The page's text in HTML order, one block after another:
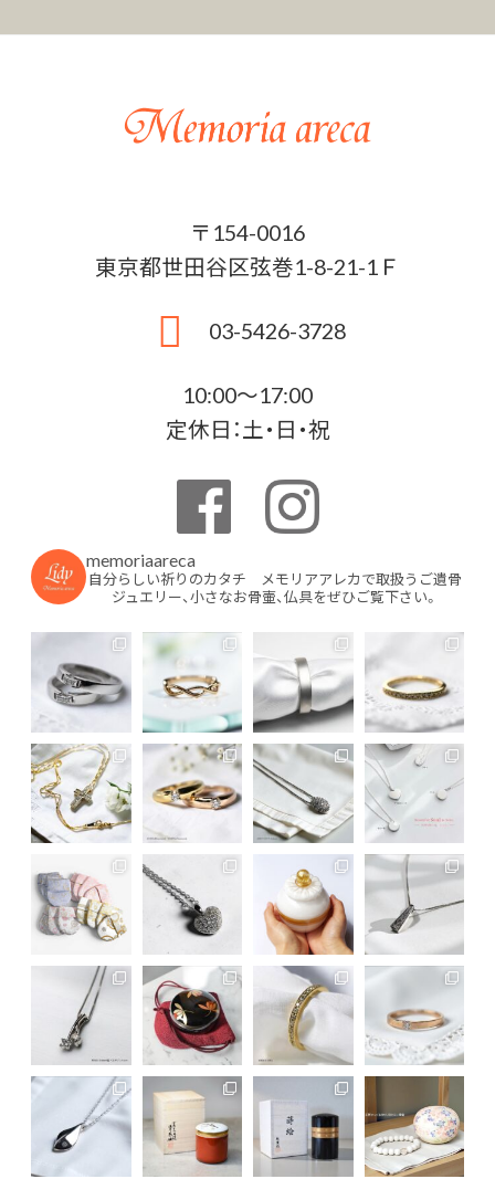
〒154-0016
東京都世田谷区弦巻1-8-21-1Ｆ
03-5426-3728
10:00〜17:00
定休日：土・日・祝
memoriaareca
自分らしい祈りのカタチ メモリアアレカで取扱うご遺骨
ジュエリー、小さなお骨壷、仏具をぜひご覧下さい。